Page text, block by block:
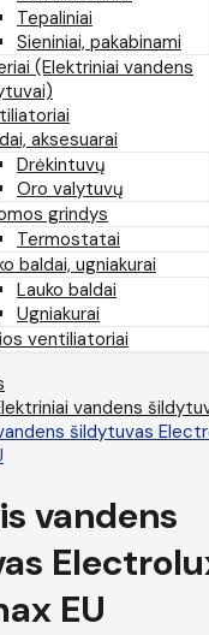
Tepaliniai
Sieniniai, pakabinami
(Elektriniai vandens
aksesuarai
Drėkintuvų
Oro valytuvų
grindys
Termostatai
baldai, ugniakurai
Lauko baldai
Ugniakurai
ventiliatoriai
vandens
šildytuvas
vandens
EU